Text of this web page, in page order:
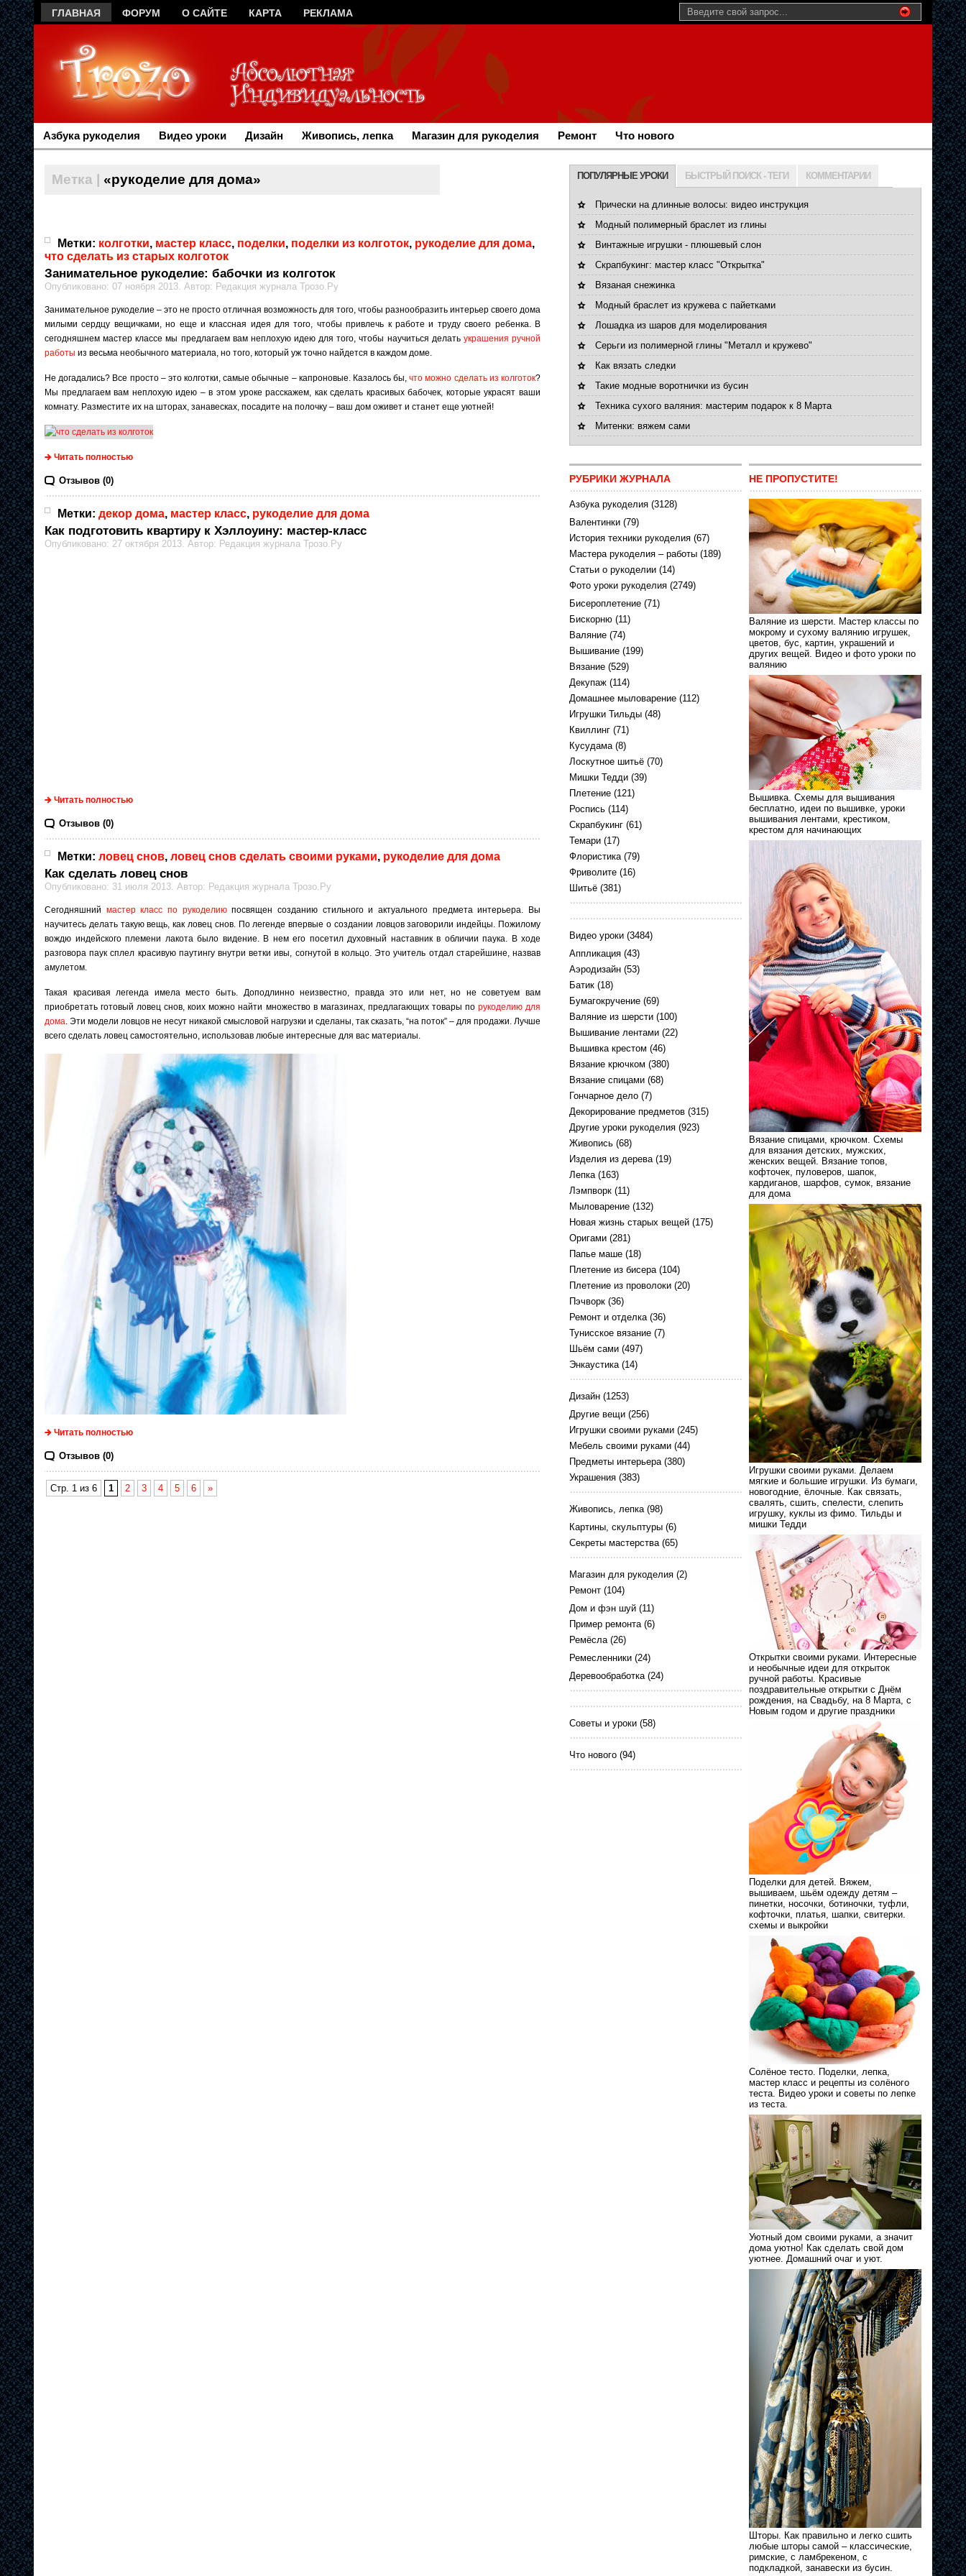
ГЛАВНАЯ ФОРУМ О САЙТЕ КАРТА РЕКЛАМА
Азбука рукоделия Видео уроки Дизайн Живопись, лепка Магазин для рукоделия Ремонт Что нового
Метка | «рукоделие для дома»
Метки: колготки, мастер класс, поделки, поделки из колготок, рукоделие для дома,
что сделать из старых колготок
Занимательное рукоделие: бабочки из колготок
Опубликовано: 07 ноября 2013. Автор: Редакция журнала Трозо.Ру
Занимательное рукоделие – это не просто отличная возможность для того, чтобы разнообразить интерьер своего дома
милыми сердцу вещичками, но еще и классная идея для того, чтобы привлечь к работе и труду своего ребенка. В
сегодняшнем мастер классе мы предлагаем вам неплохую идею для того, чтобы научиться делать украшения ручной
работы из весьма необычного материала, но того, который уж точно найдется в каждом доме.
Не догадались? Все просто – это колготки, самые обычные – капроновые. Казалось бы,что можно сделать из колготок?
Мы предлагаем вам неплохую идею – в этом уроке расскажем, как сделать красивых бабочек, которые украсят ваши
комнату. Разместите их на шторах, занавесках, посадите на полочку – ваш дом оживет и станет еще уютней!
Читать полностью
Отзывов (0)
Метки: декор дома, мастер класс, рукоделие для дома
Как подготовить квартиру к Хэллоуину: мастер-класс
Опубликовано: 27 октября 2013. Автор: Редакция журнала Трозо.Ру
Читать полностью
Отзывов (0)
Метки: ловец снов, ловец снов сделать своими руками, рукоделие для дома
Как сделать ловец снов
Опубликовано: 31 июля 2013. Автор: Редакция журнала Трозо.Ру
Сегодняшний мастер класс по рукоделиюпосвящен созданию стильного и актуального предмета интерьера. Вы
научитесь делать такую вещь, как ловец снов. По легенде впервые о создании ловцов заговорили индейцы. Пожилому
вождю индейского племени лакота было видение. В нем его посетил духовный наставник в обличии паука. В ходе
разговора паук сплел красивую паутингу внутри ветки ивы, согнутой в кольцо. Это учитель отдал старейшине, назвав
амулетом.
Такая красивая легенда имела место быть. Доподлинно неизвестно, правда это или нет, но не советуем вам
приобретать готовый ловец снов, коих можно найти множество в магазинах, предлагающих товары по рукоделию для
дома. Эти модели ловцов не несут никакой смысловой нагрузки и сделаны, так сказать, “на поток” – для продажи. Лучше
всего сделать ловец самостоятельно, использовав любые интересные для вас материалы.
Читать полностью
Отзывов (0)
Стр. 1 из 6 1 2 3 4 5 6 »
ПОПУЛЯРНЫЕ УРОКИ БЫСТРЫЙ ПОИСК - ТЕГИ КОММЕНТАРИИ
Прически на длинные волосы: видео инструкция
Модный полимерный браслет из глины
Винтажные игрушки - плюшевый слон
Скрапбукинг: мастер класс "Открытка"
Вязаная снежинка
Модный браслет из кружева с пайетками
Лошадка из шаров для моделирования
Серьги из полимерной глины "Металл и кружево"
Как вязать следки
Такие модные воротнички из бусин
Техника сухого валяния: мастерим подарок к 8 Марта
Митенки: вяжем сами
РУБРИКИ ЖУРНАЛА
Азбука рукоделия (3128)
Валентинки (79)
История техники рукоделия (67)
Мастера рукоделия – работы (189)
Статьи о рукоделии (14)
Фото уроки рукоделия (2749)
Бисероплетение (71)
Бискорню (11)
Валяние (74)
Вышивание (199)
Вязание (529)
Декупаж (114)
Домашнее мыловарение (112)
Игрушки Тильды (48)
Квиллинг (71)
Кусудама(8)
Лоскутное шитьё (70)
Мишки Тедди (39)
Плетение (121)
Роспись (114)
Скрапбукинг (61)
Темари (17)
Флористика(79)
Фриволите (16)
Шитьё (381)
Видео уроки (3484)
Аппликация (43)
Аэродизайн (53)
Батик (18)
Бумагокручение (69)
Валяние из шерсти (100)
Вышивание лентами (22)
Вышивка крестом (46)
Вязание крючком (380)
Вязание спицами (68)
Гончарное дело (7)
Декорирование предметов (315)
Другие уроки рукоделия (923)
Живопись (68)
Изделия из дерева(19)
Лепка(163)
Лэмпворк (11)
Мыловарение (132)
Новая жизнь старых вещей (175)
Оригами (281)
Папье маше (18)
Плетение из бисера(104)
Плетение из проволоки (20)
Пэчворк (36)
Ремонт и отделка(36)
Тунисское вязание (7)
Шьём сами (497)
Энкаустика(14)
Дизайн (1253)
Другие вещи (256)
Игрушки своими руками (245)
Мебель своими руками (44)
Предметы интерьера(380)
Украшения (383)
Живопись, лепка(98)
Картины, скульптуры (6)
Секреты мастерства(65)
Магазин для рукоделия (2)
Ремонт (104)
Дом и фэн шуй (11)
Пример ремонта(6)
Ремёсла(26)
Ремесленники (24)
Деревообработка(24)
Советы и уроки (58)
Что нового (94)
НЕ ПРОПУСТИТЕ!
Валяние из шерсти. Мастер классы по
мокрому и сухому валянию игрушек,
цветов, бус, картин, украшений и
других вещей. Видео и фото уроки по
валянию
Вышивка. Схемы для вышивания
бесплатно, идеи по вышивке, уроки
вышивания лентами, крестиком,
крестом для начинающих
Вязание спицами, крючком. Схемы
для вязания детских, мужских,
женских вещей. Вязание топов,
кофточек, пуловеров, шапок,
кардиганов, шарфов, сумок, вязание
для дома
Игрушки своими руками. Делаем
мягкие и большие игрушки. Из бумаги,
новогодние, ёлочные. Как связать,
свалять, сшить, спелести, слепить
игрушку, куклы из фимо. Тильды и
мишки Тедди
Открытки своими руками. Интересные
и необычные идеи для открыток
ручной работы. Красивые
поздравительные открытки с Днём
рождения, на Свадьбу, на 8 Марта, с
Новым годом и другие праздники
Поделки для детей. Вяжем,
вышиваем, шьём одежду детям –
пинетки, носочки, ботиночки, туфли,
кофточки, платья, шапки, свитерки.
схемы и выкройки
Солёное тесто. Поделки, лепка,
мастер класс и рецепты из солёного
теста. Видео уроки и советы по лепке
из теста.
Уютный дом своими руками, а значит
дома уютно! Как сделать свой дом
уютнее. Домашний очаг и уют.
Шторы. Как правильно и легко сшить
любые шторы самой – классические,
римские, с ламбрекеном, с
подкладкой, занавески из бусин.